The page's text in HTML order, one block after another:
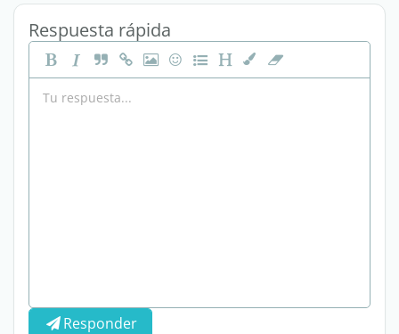
Respuesta rápida
Responder